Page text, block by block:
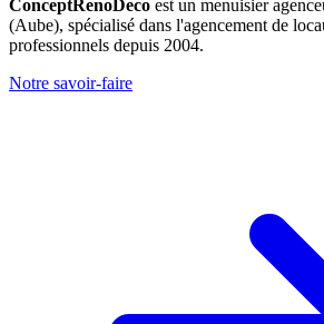
ConceptRenoDeco est un menuisier
(Aube), spécialisé dans l'agencement de
professionnels depuis 2004.
Notre savoir-faire